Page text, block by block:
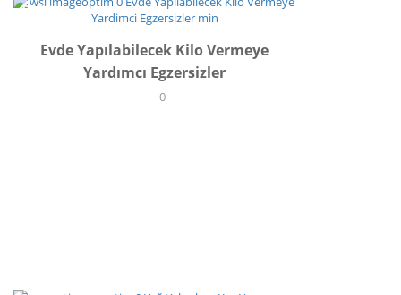
SPOR
Evde Yapılabilecek Kilo Vermeye
Yardımcı Egzersizler
0